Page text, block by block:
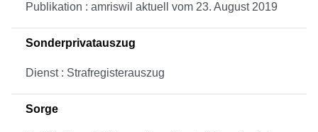
Publikation : amriswil aktuell vom 23. August 2019
Sonderprivatauszug
Dienst : Strafregisterauszug
Sorge